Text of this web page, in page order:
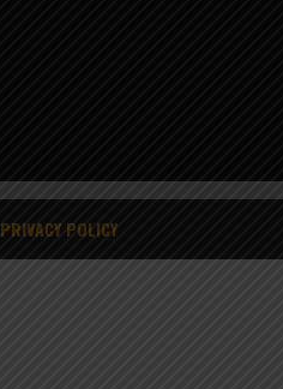
PRIVACY POLICY